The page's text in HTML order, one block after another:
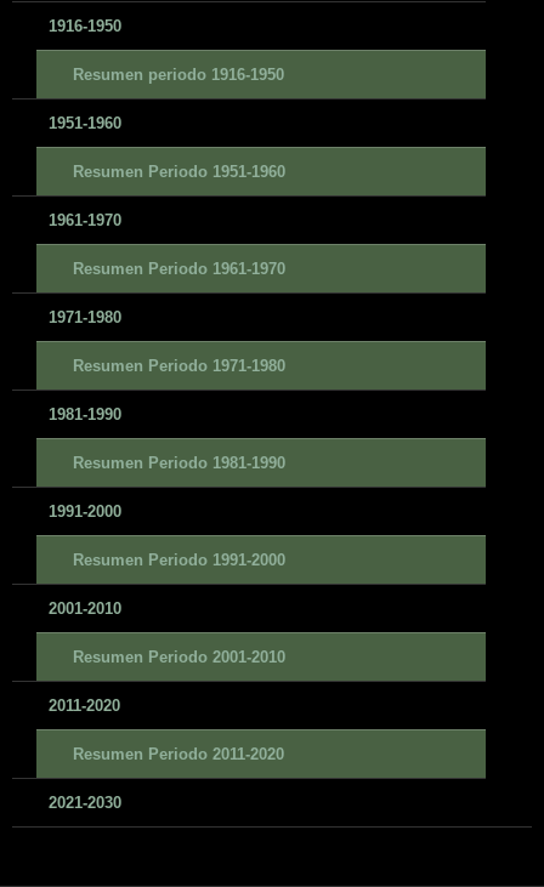
1916-1950
Resumen periodo 1916-1950
1951-1960
Resumen Periodo 1951-1960
1961-1970
Resumen Periodo 1961-1970
1971-1980
Resumen Periodo 1971-1980
1981-1990
Resumen Periodo 1981-1990
1991-2000
Resumen Periodo 1991-2000
2001-2010
Resumen Periodo 2001-2010
2011-2020
Resumen Periodo 2011-2020
2021-2030